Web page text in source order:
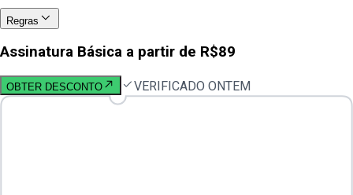
Regras
Assinatura Básica a partir de R$89
OBTER DESCONTO VERIFICADO ONTEM